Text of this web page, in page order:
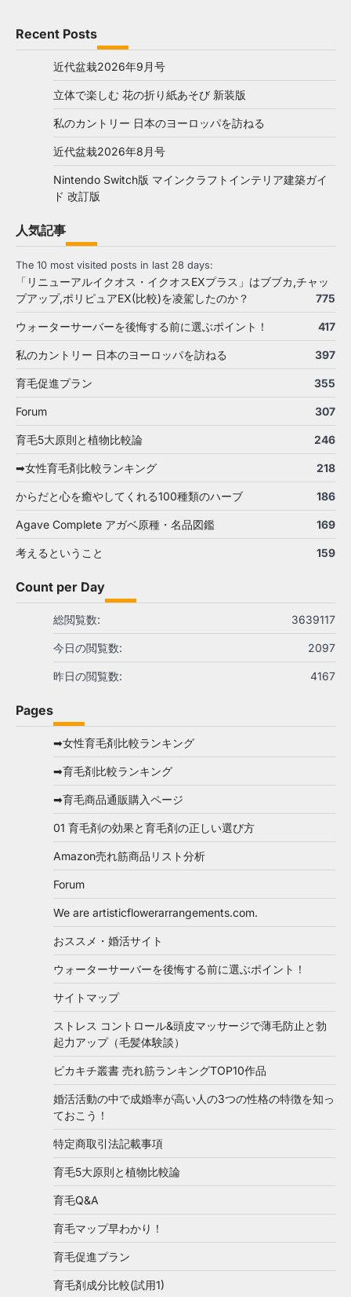
Recent Posts
近代盆栽2026年9月号
立体で楽しむ 花の折り紙あそび 新装版
私のカントリー 日本のヨーロッパを訪ねる
近代盆栽2026年8月号
Nintendo Switch版 マインクラフトインテリア建築ガイ
ド 改訂版
人気記事
The 10 most visited posts in last 28 days:
「リニューアルイクオス・イクオスEXプラス」はブブカ,チャッ
プアップ,ポリピュアEX(比較)を凌駕したのか？
775
ウォーターサーバーを後悔する前に選ぶポイント！ 417
私のカントリー 日本のヨーロッパを訪ねる 397
育毛促進プラン 355
Forum 307
育毛5大原則と植物比較論 246
➡女性育毛剤比較ランキング 218
からだと心を癒やしてくれる100種類のハーブ 186
Agave Complete アガベ原種・名品図鑑 169
考えるということ 159
Count per Day
3639117
総閲覧数:
2097
今日の閲覧数:
4167
昨日の閲覧数:
Pages
➡女性育毛剤比較ランキング
➡育毛剤比較ランキング
➡育毛商品通販購入ページ
01 育毛剤の効果と育毛剤の正しい選び方
Amazon売れ筋商品リスト分析
Forum
We are artisticflowerarrangements.com.
おススメ・婚活サイト
ウォーターサーバーを後悔する前に選ぶポイント！
サイトマップ
ストレス コントロール&頭皮マッサージで薄毛防止と勃
起力アップ（毛髪体験談）
ピカキチ叢書 売れ筋ランキングTOP10作品
婚活活動の中で成婚率が高い人の3つの性格の特徴を知っ
ておこう！
特定商取引法記載事項
育毛5大原則と植物比較論
育毛Q&A
育毛マップ早わかり！
育毛促進プラン
育毛剤成分比較(試用1)